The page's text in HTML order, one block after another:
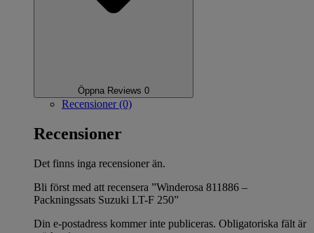
Öppna Reviews 0
Recensioner (0)
Recensioner
Det finns inga recensioner än.
Bli först med att recensera ”Winderosa 811886 –
Packningssats Suzuki LT-F 250”
Din e-postadress kommer inte publiceras. Obligatoriska fält är